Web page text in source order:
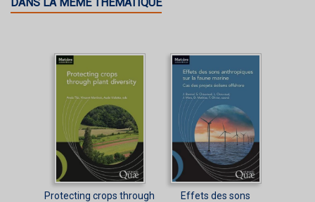
Protecting crops through
Effets des sons